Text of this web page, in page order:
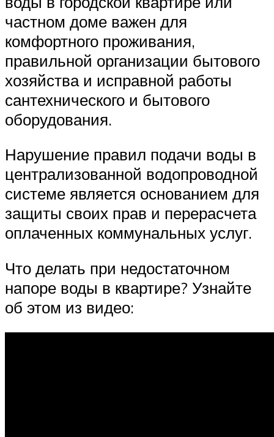
частном доме важен для
комфортного проживания,
правильной организации бытового
хозяйства и исправной работы
сантехнического и бытового
оборудования.
Нарушение правил подачи воды в
централизованной водопроводной
системе является основанием для
защиты своих прав и перерасчета
оплаченных коммунальных услуг.
Что делать при недостаточном
напоре воды в квартире? Узнайте
об этом из видео: